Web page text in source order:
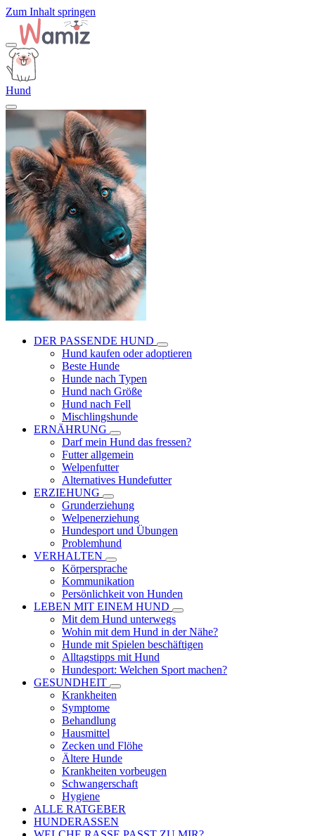
Zum Inhalt springen
Hund
DER PASSENDE HUND
Hund kaufen oder adoptieren
Beste Hunde
Hunde nach Typen
Hund nach Größe
Hund nach Fell
Mischlingshunde
ERNÄHRUNG
Darf mein Hund das fressen?
Futter allgemein
Welpenfutter
Alternatives Hundefutter
ERZIEHUNG
Grunderziehung
Welpenerziehung
Hundesport und Übungen
Problemhund
VERHALTEN
Körpersprache
Kommunikation
Persönlichkeit von Hunden
LEBEN MIT EINEM HUND
Mit dem Hund unterwegs
Wohin mit dem Hund in der Nähe?
Hunde mit Spielen beschäftigen
Alltagstipps mit Hund
Hundesport: Welchen Sport machen?
GESUNDHEIT
Krankheiten
Symptome
Behandlung
Hausmittel
Zecken und Flöhe
Ältere Hunde
Krankheiten vorbeugen
Schwangerschaft
Hygiene
ALLE RATGEBER
HUNDERASSEN